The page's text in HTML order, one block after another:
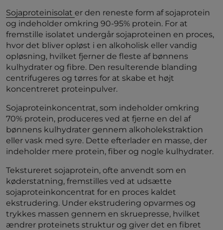
Sojaproteinisolat er den reneste form af sojaprotein
og indeholder omkring 90-95% protein. For at
fremstille isolatet undergår sojaproteinen en proces,
hvor det bliver opløst i en alkoholisk eller vandig
opløsning, hvilket fjerner de fleste af bønnens
kulhydrater og fibre. Den resulterende blanding
centrifugeres og tørres for at skabe et højt
koncentreret proteinpulver.
Sojaproteinkoncentrat, som indeholder omkring
70% protein, produceres ved at fjerne en del af
bønnens kulhydrater gennem alkoholekstraktion
eller vask med syre. Dette efterlader en masse, der
indeholder mere protein, fiber og nogle kulhydrater.
Tekstureret sojaprotein, ofte anvendt som en
køderstatning, fremstilles ved at udsætte
sojaproteinkoncentrat for en proces kaldet
ekstrudering. Under ekstrudering opvarmes og
trykkes massen gennem en skruepresse, hvilket
ændrer proteinets struktur og giver det en fibret